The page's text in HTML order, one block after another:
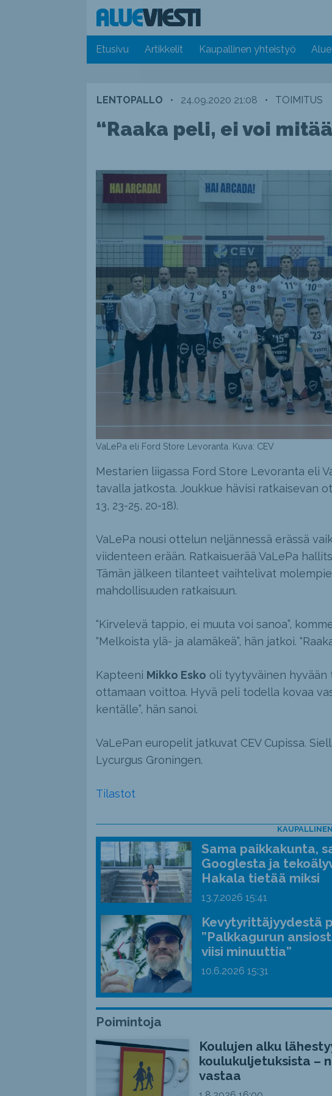
Etusivu Artikkelit Kaupallinen yhteistyö
LENTOPALLO • 24.09.2020 21:08 • TOIMITUS
“Raaka peli, ei voi
VaLePa eli Ford Store Levoranta. Kuva: CEV
Mestarien liigassa Ford Store Levoranta eli
tavalla jatkosta. Joukkue hävisi ratkaisevan
13, 23-25, 20-18).
VaLePa nousi ottelun neljännessä erässä
viidenteen erään. Ratkaisuerää VaLePa
Tämän jälkeen tilanteet vaihtelivat
mahdollisuuden ratkaisuun.
“Kirvelevä tappio, ei muuta voi sanoa”,
“Melkoista ylä- ja alamäkeä”, hän jatkoi.
Kapteeni Mikko Esko oli tyytyväinen hyvään
ottamaan voittoa. Hyvä peli todella kovaa
kentälle”, hän sanoi.
VaLePan europelit jatkuvat CEV Cupissa.
Lycurgus Groningen.
Tilastot
Sama paikkakunta,
Googlesta ja
Hakala tietää miksi
13.7.2026 15:41
Kevytyrittäjyydestä
”Palkkagurun
viisi minuuttia”
10.6.2026 15:31
Poimintoja
Koulujen alku
koulukuljetuksista –
vastaa